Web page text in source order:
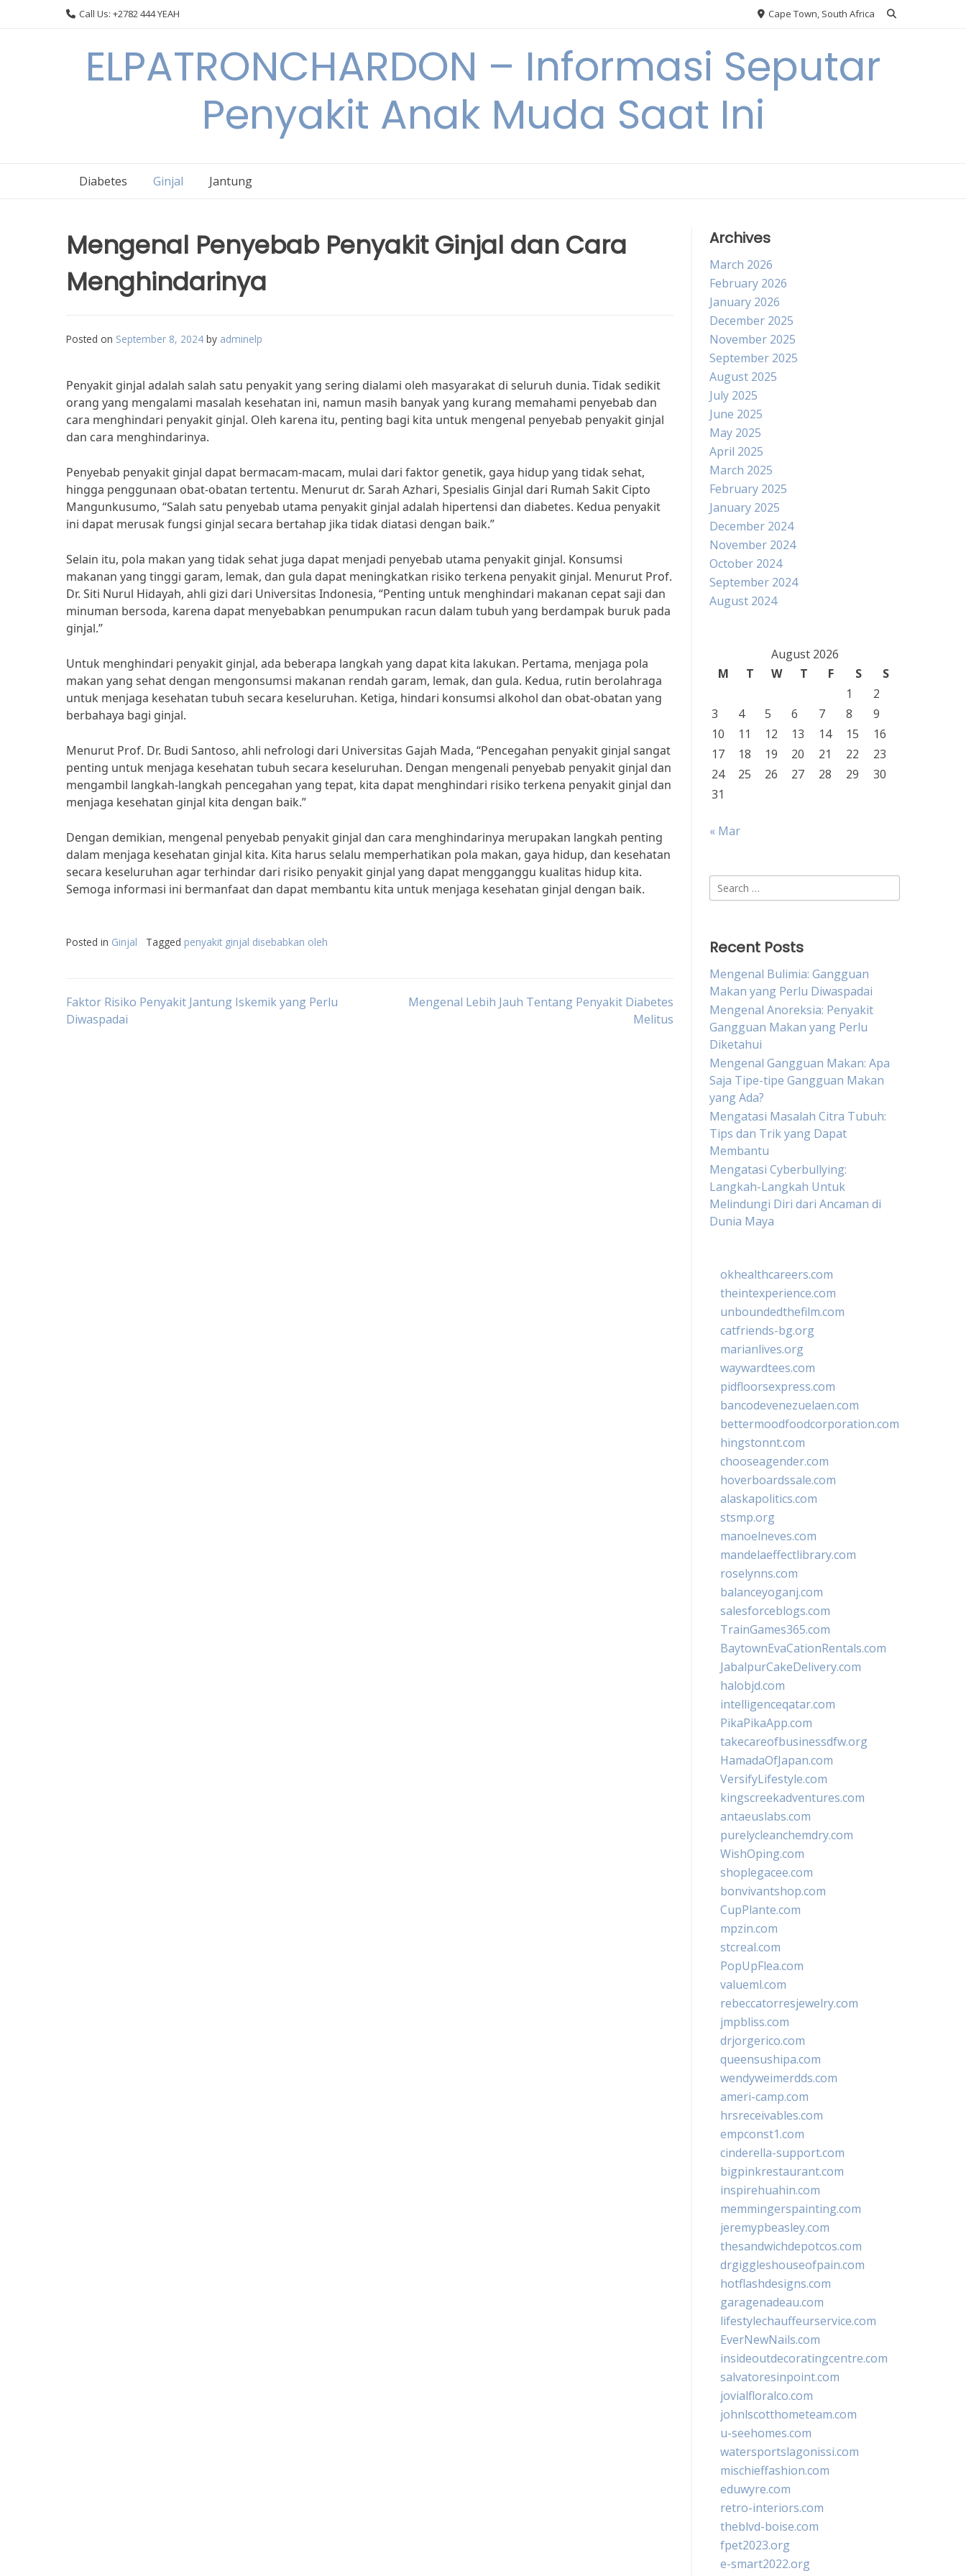
Call Us: +2782 444 YEAH Cape Town, South Africa
ELPATRONCHARDON – Informasi Seputar
Penyakit Anak Muda Saat Ini
Diabetes Ginjal Jantung
Mengenal Penyebab Penyakit Ginjal dan Cara
Menghindarinya
Posted on September 8, 2024 by adminelp
Penyakit ginjal adalah salah satu penyakit yang sering dialami oleh masyarakat di seluruh dunia. Tidak sedikit
orang yang mengalami masalah kesehatan ini, namun masih banyak yang kurang memahami penyebab dan
cara menghindari penyakit ginjal. Oleh karena itu, penting bagi kita untuk mengenal penyebab penyakit ginjal
dan cara menghindarinya.
Penyebab penyakit ginjal dapat bermacam-macam, mulai dari faktor genetik, gaya hidup yang tidak sehat,
hingga penggunaan obat-obatan tertentu. Menurut dr. Sarah Azhari, Spesialis Ginjal dari Rumah Sakit Cipto
Mangunkusumo, “Salah satu penyebab utama penyakit ginjal adalah hipertensi dan diabetes. Kedua penyakit
ini dapat merusak fungsi ginjal secara bertahap jika tidak diatasi dengan baik.”
Selain itu, pola makan yang tidak sehat juga dapat menjadi penyebab utama penyakit ginjal. Konsumsi
makanan yang tinggi garam, lemak, dan gula dapat meningkatkan risiko terkena penyakit ginjal. Menurut Prof.
Dr. Siti Nurul Hidayah, ahli gizi dari Universitas Indonesia, “Penting untuk menghindari makanan cepat saji dan
minuman bersoda, karena dapat menyebabkan penumpukan racun dalam tubuh yang berdampak buruk pada
ginjal.”
Untuk menghindari penyakit ginjal, ada beberapa langkah yang dapat kita lakukan. Pertama, menjaga pola
makan yang sehat dengan mengonsumsi makanan rendah garam, lemak, dan gula. Kedua, rutin berolahraga
untuk menjaga kesehatan tubuh secara keseluruhan. Ketiga, hindari konsumsi alkohol dan obat-obatan yang
berbahaya bagi ginjal.
Menurut Prof. Dr. Budi Santoso, ahli nefrologi dari Universitas Gajah Mada, “Pencegahan penyakit ginjal sangat
penting untuk menjaga kesehatan tubuh secara keseluruhan. Dengan mengenali penyebab penyakit ginjal dan
mengambil langkah-langkah pencegahan yang tepat, kita dapat menghindari risiko terkena penyakit ginjal dan
menjaga kesehatan ginjal kita dengan baik.”
Dengan demikian, mengenal penyebab penyakit ginjal dan cara menghindarinya merupakan langkah penting
dalam menjaga kesehatan ginjal kita. Kita harus selalu memperhatikan pola makan, gaya hidup, dan kesehatan
secara keseluruhan agar terhindar dari risiko penyakit ginjal yang dapat mengganggu kualitas hidup kita.
Semoga informasi ini bermanfaat dan dapat membantu kita untuk menjaga kesehatan ginjal dengan baik.
Posted in Ginjal Tagged penyakit ginjal disebabkan oleh
Post
Faktor Risiko Penyakit Jantung Iskemik yang Perlu
Diwaspadai
Mengenal Lebih Jauh Tentang Penyakit Diabetes
Melitus
Archives
March 2026
February 2026
January 2026
December 2025
November 2025
September 2025
August 2025
July 2025
June 2025
May 2025
April 2025
March 2025
February 2025
January 2025
December 2024
November 2024
October 2024
September 2024
August 2024
August 2026
M
T W T F S
S
1
2
3
4 5 6 7 8
9
10
11 12 13 14 15
16
17
18 19 20 21 22
23
24
25 26 27 28 29
30
31
« Mar
Search
for:
Recent Posts
Mengenal Bulimia: Gangguan
Makan yang Perlu Diwaspadai
Mengenal Anoreksia: Penyakit
Gangguan Makan yang Perlu
Diketahui
Mengenal Gangguan Makan: Apa
Saja Tipe-tipe Gangguan Makan
yang Ada?
Mengatasi Masalah Citra Tubuh:
Tips dan Trik yang Dapat
Membantu
Mengatasi Cyberbullying:
Langkah-Langkah Untuk
Melindungi Diri dari Ancaman di
Dunia Maya
okhealthcareers.com
theintexperience.com
unboundedthefilm.com
catfriends-bg.org
marianlives.org
waywardtees.com
pidfloorsexpress.com
bancodevenezuelaen.com
bettermoodfoodcorporation.com
hingstonnt.com
chooseagender.com
hoverboardssale.com
alaskapolitics.com
stsmp.org
manoelneves.com
mandelaeffectlibrary.com
roselynns.com
balanceyoganj.com
salesforceblogs.com
TrainGames365.com
BaytownEvaCationRentals.com
JabalpurCakeDelivery.com
halobjd.com
intelligenceqatar.com
PikaPikaApp.com
takecareofbusinessdfw.org
HamadaOfJapan.com
VersifyLifestyle.com
kingscreekadventures.com
antaeuslabs.com
purelycleanchemdry.com
WishOping.com
shoplegacee.com
bonvivantshop.com
CupPlante.com
mpzin.com
stcreal.com
PopUpFlea.com
valueml.com
rebeccatorresjewelry.com
jmpbliss.com
drjorgerico.com
queensushipa.com
wendyweimerdds.com
ameri-camp.com
hrsreceivables.com
empconst1.com
cinderella-support.com
bigpinkrestaurant.com
inspirehuahin.com
memmingerspainting.com
jeremypbeasley.com
thesandwichdepotcos.com
drgiggleshouseofpain.com
hotflashdesigns.com
garagenadeau.com
lifestylechauffeurservice.com
EverNewNails.com
insideoutdecoratingcentre.com
salvatoresinpoint.com
jovialfloralco.com
johnlscotthometeam.com
u-seehomes.com
watersportslagonissi.com
mischieffashion.com
eduwyre.com
retro-interiors.com
theblvd-boise.com
fpet2023.org
e-smart2022.org